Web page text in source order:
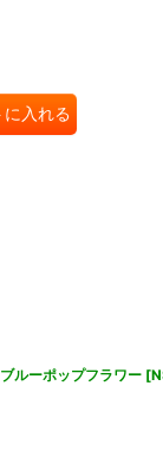
に入れる
ルーポップフラワー [